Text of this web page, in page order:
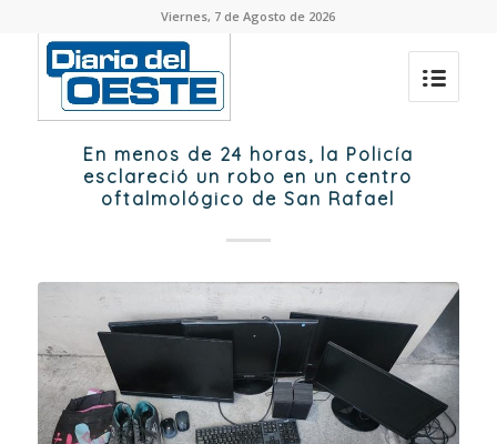
Viernes, 7 de Agosto de 2026
En menos de 24 horas, la Policía
esclareció un robo en un centro
oftalmológico de San Rafael